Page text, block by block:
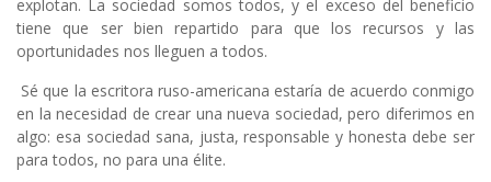
explotan. La sociedad somos todos, y el exceso del beneficio
tiene que ser bien repartido para que los recursos y las
oportunidades nos lleguen a todos.
Sé que la escritora ruso-americana estaría de acuerdo conmigo
en la necesidad de crear una nueva sociedad, pero diferimos en
algo: esa sociedad sana, justa, responsable y honesta debe ser
para todos, no para una élite.